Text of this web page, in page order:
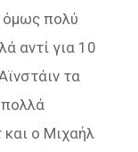
όμως πολύ
αντί για 10
τα
ο Μιχαήλ